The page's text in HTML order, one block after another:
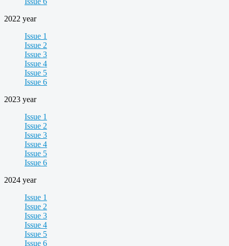
2022 year
Issue 1
Issue 2
Issue 3
Issue 4
Issue 5
Issue 6
2023 year
Issue 1
Issue 2
Issue 3
Issue 4
Issue 5
Issue 6
2024 year
Issue 1
Issue 2
Issue 3
Issue 4
Issue 5
Issue 6